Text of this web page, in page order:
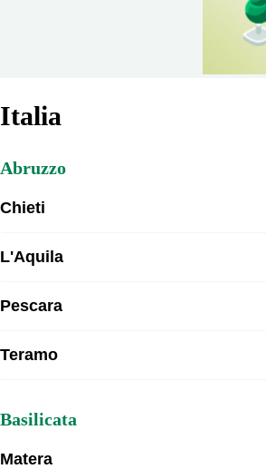
Italia
Abruzzo
Chieti
L'Aquila
Pescara
Teramo
Basilicata
Matera